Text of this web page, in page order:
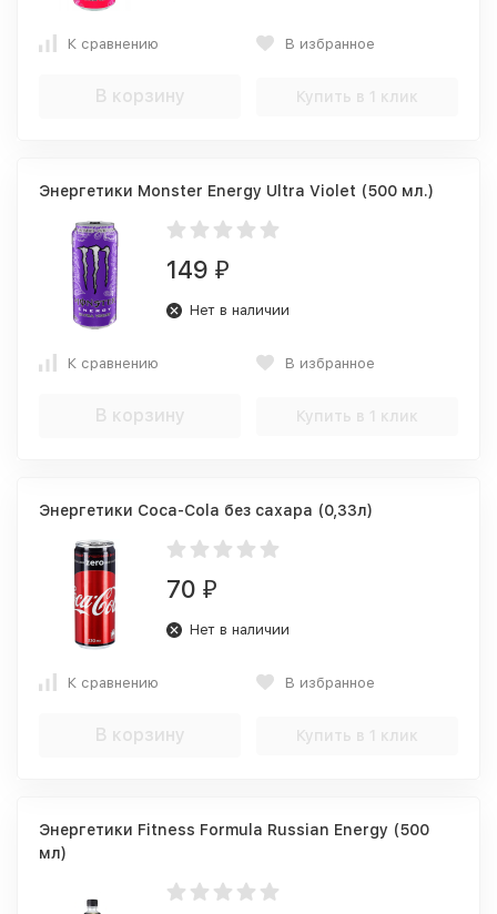
К сравнению В избранное
В корзину Купить в 1 клик
Энергетики Monster Energy Ultra Violet (500 мл.)
149 ₽
Нет в наличии
К сравнению В избранное
В корзину Купить в 1 клик
Энергетики Coca-Cola без сахара (0,33л)
70 ₽
Нет в наличии
К сравнению В избранное
В корзину Купить в 1 клик
Энергетики Fitness Formula Russian Energy (500
мл)